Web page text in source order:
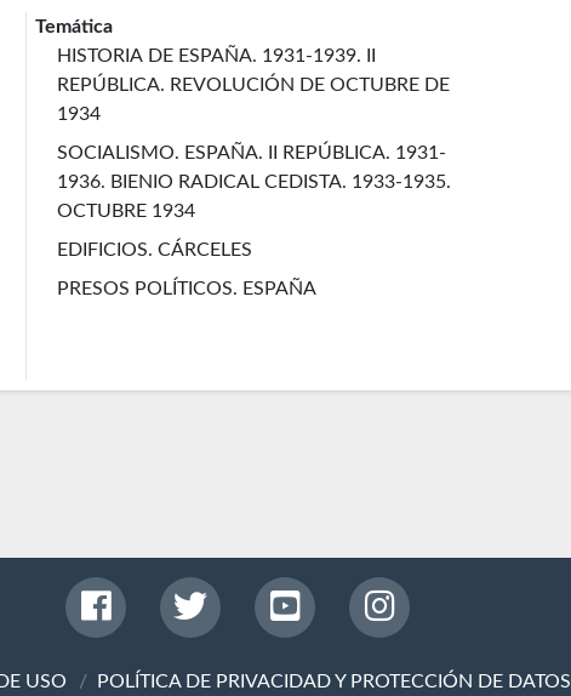
Temática
HISTORIA DE ESPAÑA. 1931-1939. II
REPÚBLICA. REVOLUCIÓN DE OCTUBRE DE
1934
SOCIALISMO. ESPAÑA. II REPÚBLICA. 1931-
1936. BIENIO RADICAL CEDISTA. 1933-1935.
OCTUBRE 1934
EDIFICIOS. CÁRCELES
PRESOS POLÍTICOS. ESPAÑA
USO POLÍTICA DE PRIVACIDAD Y PROTECCIÓN DE DATOS